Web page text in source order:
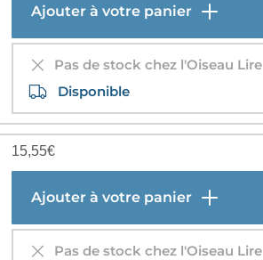
Ajouter à votre panier
Pas de stock chez l'Oiseau Lire
Disponible
15,55€
Ajouter à votre panier
Pas de stock chez l'Oiseau Lire